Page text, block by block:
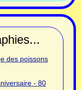
des poissons
- 80